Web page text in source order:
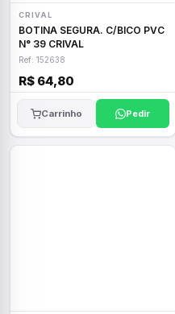
CRIVAL
BOTINA SEGURA. C/BICO PVC
N° 39 CRIVAL
Ref: 152638
R$ 64,80
Carrinho Pedir